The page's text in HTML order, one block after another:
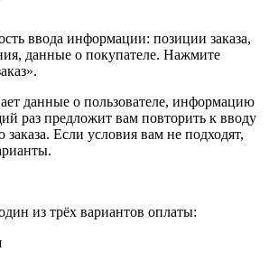
ввода информации: позиции заказа,
данные о покупателе. Нажмите
данные о пользователе, информацию
раз предложит вам повторить к вводу
Если условия вам не подходят,
из трёх вариантов оплаты: